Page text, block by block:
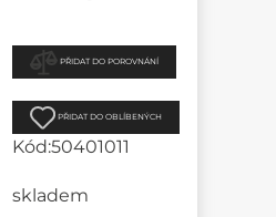
PŘIDAT DO POROVNÁNÍ
PŘIDAT DO OBLÍBENÝCH
Kód:50401011
skladem